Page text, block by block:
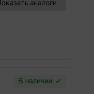
аналоги
В наличии